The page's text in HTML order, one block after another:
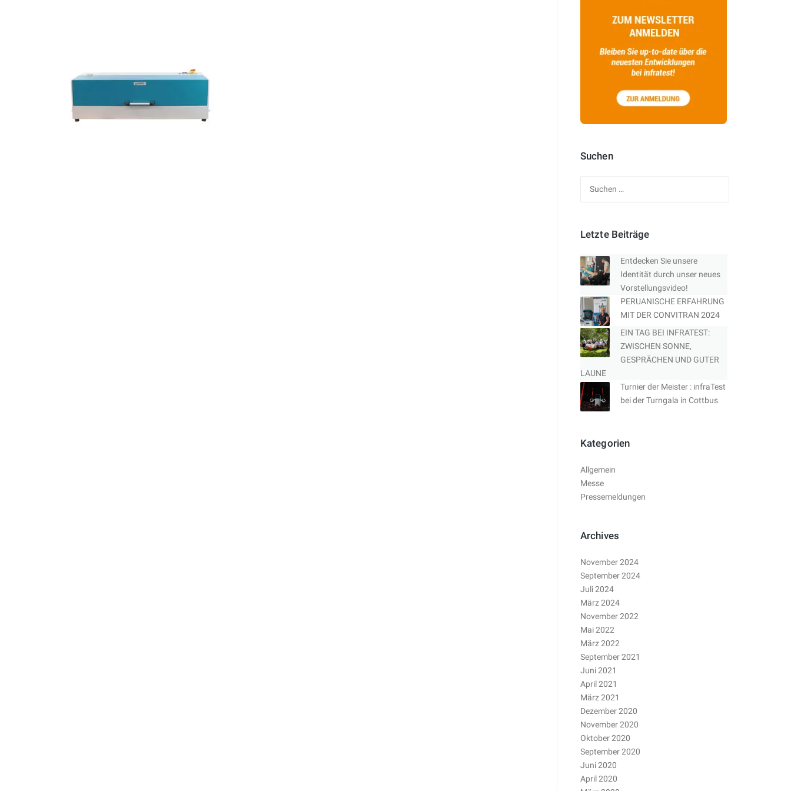
Suchen
Letzte Beiträge
Entdecken Sie unsere
Identität durch unser neues
Vorstellungsvideo!
PERUANISCHE ERFAHRUNG
MIT DER CONVITRAN 2024
EIN TAG BEI INFRATEST:
ZWISCHEN SONNE,
GESPRÄCHEN UND GUTER
LAUNE
Turnier der Meister : infraTest
bei der Turngala in Cottbus
Kategorien
Allgemein
Messe
Pressemeldungen
Archives
November 2024
September 2024
Juli 2024
März 2024
November 2022
Mai 2022
März 2022
September 2021
Juni 2021
April 2021
März 2021
Dezember 2020
November 2020
Oktober 2020
September 2020
Juni 2020
April 2020